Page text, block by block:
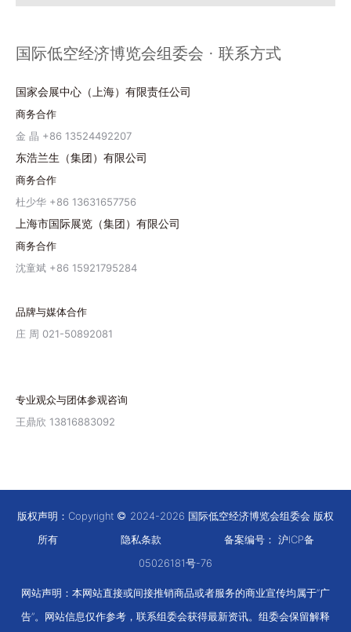
国际低空经济博览会组委会 · 联系方式
国家会展中心（上海）有限责任公司
商务合作
金 晶 +86 13524492207
东浩兰生（集团）有限公司
商务合作
杜少华 +86 13631657756
上海市国际展览（集团）有限公司
商务合作
沈童斌 +86 15921795284
品牌与媒体合作
庄 周 021-50892081
专业观众与团体参观咨询
王鼎欣 13816883092
版权声明：Copyright
2024-2026 国际低空经济博览会组委会 版权
所有
隐私条款 备案编号： 沪ICP备
05026181号-76
网站声明：本网站直接或间接推销商品或者服务的商业宣传均属于“广
告”。网站信息仅作参考，联系组委会获得最新资讯。组委会保留解释